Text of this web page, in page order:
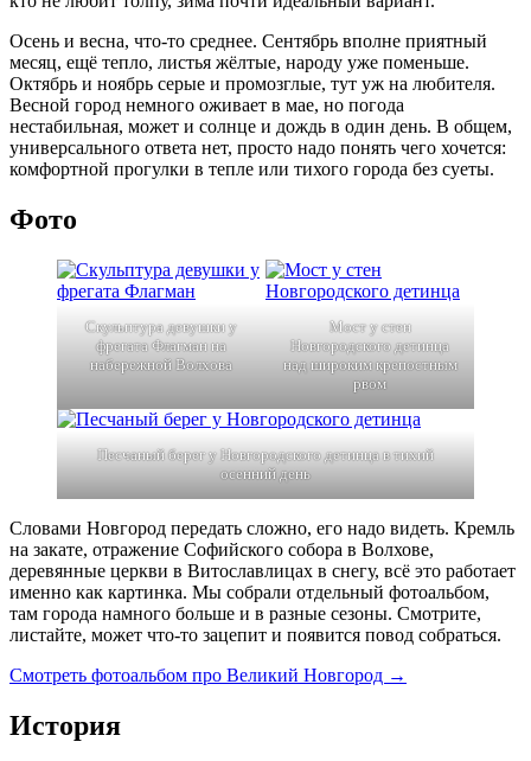
Осень и весна, что-то среднее. Сентябрь вполне приятный
месяц, ещё тепло, листья жёлтые, народу уже поменьше.
Октябрь и ноябрь серые и промозглые, тут уж на любителя.
Весной город немного оживает в мае, но погода
нестабильная, может и солнце и дождь в один день. В общем,
универсального ответа нет, просто надо понять чего хочется:
комфортной прогулки в тепле или тихого города без суеты.
Фото
Скульптура девушки у
фрегата Флагман на
набережной Волхова
Мост у стен
Новгородского детинца
над широким крепостным
рвом
Песчаный берег у Новгородского детинца в тихий
осенний день
Словами Новгород передать сложно, его надо видеть. Кремль
на закате, отражение Софийского собора в Волхове,
деревянные церкви в Витославлицах в снегу, всё это работает
именно как картинка. Мы собрали отдельный фотоальбом,
там города намного больше и в разные сезоны. Смотрите,
листайте, может что-то зацепит и появится повод собраться.
Смотреть фотоальбом про Великий Новгород →
История